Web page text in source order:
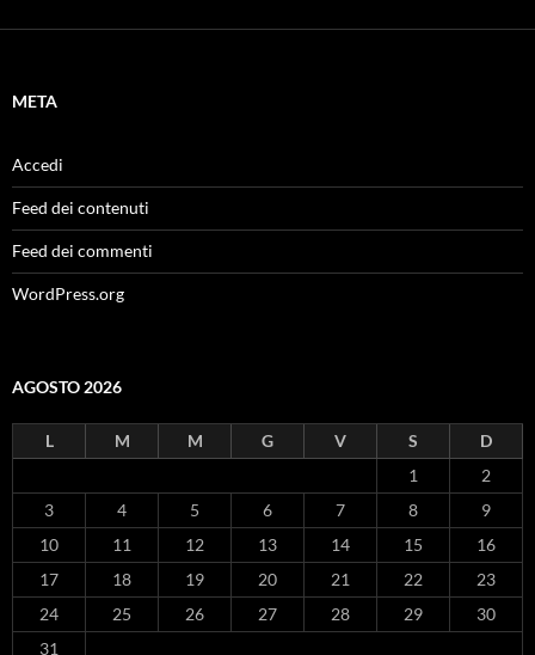
META
Accedi
Feed dei contenuti
Feed dei commenti
WordPress.org
AGOSTO 2026
L M M G V S
D
1
2
3
4 5 6 7 8
9
10
11 12 13 14 15
16
17
18 19 20 21 22
23
24
25 26 27 28 29
30
31